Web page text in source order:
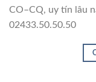
CO–CQ, uy tín lâu
02433.50.50.50